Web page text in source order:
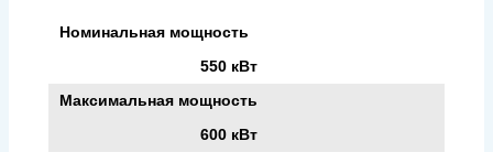
Номинальная мощность
550 кВт
Максимальная мощность
600 кВт